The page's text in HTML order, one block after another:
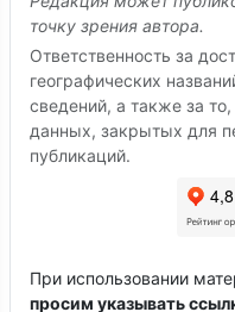
точку зрения автора.
Ответственность за
географических
сведений, а также за
данных, закрытых для
публикаций.
При использовании
просим указывать